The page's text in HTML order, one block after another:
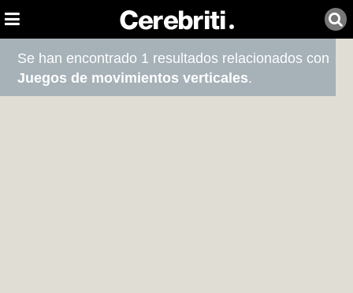
Se han encontrado 1 resultados relacionados con
Juegos de movimientos verticales.